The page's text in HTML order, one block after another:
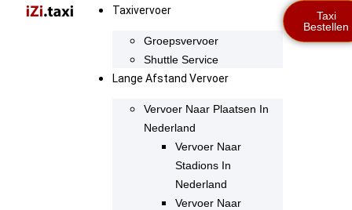
Taxivervoer
Groepsvervoer
Shuttle Service
Lange Afstand Vervoer
Vervoer Naar Plaatsen In
Nederland
Vervoer Naar
Stadions In
Nederland
Vervoer Naar
Taxi
Bestellen